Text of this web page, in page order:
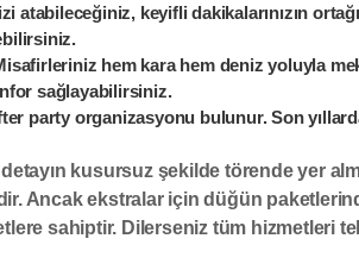
keyifli dakikalarınızın
hem kara hem deniz yoluyla
sağlayabilirsiniz.
party organizasyonu bulunur. Son
kusursuz şekilde törende yer
Ancak ekstralar için düğün
sahiptir. Dilerseniz tüm hizmetleri